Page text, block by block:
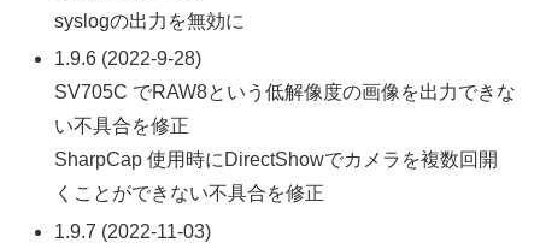
syslogの出力を無効に
1.9.6 (2022-9-28)
SV705C でRAW8という低解像度の画像を出力できな
い不具合を修正
SharpCap 使用時にDirectShowでカメラを複数回開
くことができない不具合を修正
1.9.7 (2022-11-03)